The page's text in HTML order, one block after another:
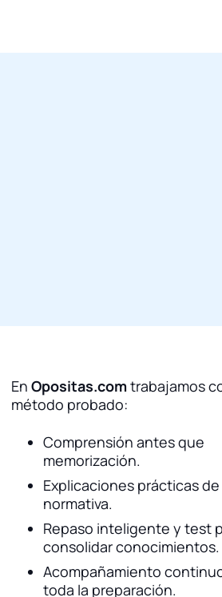
En Opositas.comtrabajamos
método probado:
Comprensión antes que
memorización.
Explicaciones prácticas de
normativa.
Repaso inteligente y test
consolidar conocimientos.
Acompañamiento
toda la preparación.